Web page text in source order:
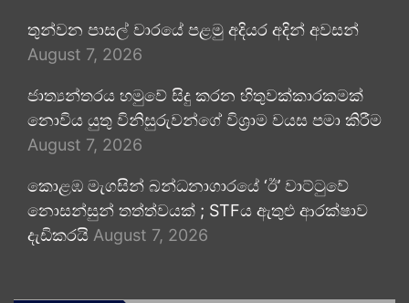
තුන්වන පාසල් වාරයේ පළමු අදියර අදින් අවසන්
August 7, 2026
ජාත්‍යන්තරය හමුවේ සිදු කරන හිතුවක්කාරකමක්
නොවිය යුතු විනිසුරුවන්ගේ විශ්‍රාම වයස පමා කිරීම
August 7, 2026
කොළඹ මැගසින් බන්ධනාගාරයේ ‘ඊ’ වාට්ටුවේ
නොසන්සුන් තත්ත්වයක් ; STFය ඇතුළු ආරක්ෂාව
දැඩිකරයි August 7, 2026